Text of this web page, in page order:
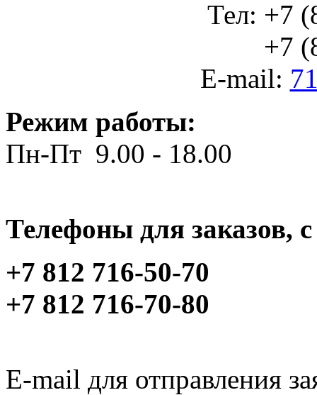
Тел: +7
+7
E-mail:
Режим работы:
Пн-Пт 9.00 - 18.00
Телефоны для заказов,
+7 812 716-50-70
+7 812 716-70-80
E-mail для отправления